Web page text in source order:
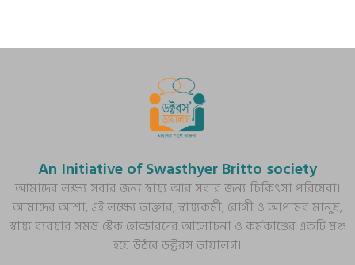
An Initiative of Swasthyer Britto society
আমাদের লক্ষ্য সবার জন্য স্বাস্থ্য আর সবার জন্য চিকিৎসা পরিষেবা।
আমাদের আশা, এই লক্ষ্যে ডাক্তার, স্বাস্থ্যকর্মী, রোগী ও আপামর মানুষ,
স্বাস্থ্য ব্যবস্থার সমস্ত স্টেক হোল্ডারদের আলোচনা ও কর্মকাণ্ডের একটি মঞ্চ
হয়ে উঠবে ডক্টরস ডায়ালগ।